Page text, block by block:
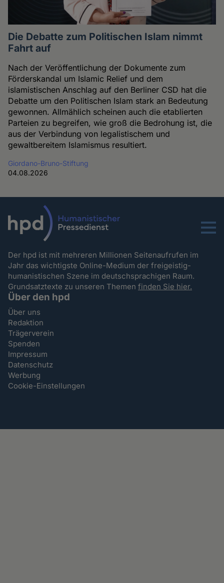
Die Debatte zum Politischen Islam nimmt
Fahrt auf
Nach der Veröffentlichung der Dokumente zum
Förderskandal um Islamic Relief und dem
islamistischen Anschlag auf den Berliner CSD hat die
Debatte um den Politischen Islam stark an Bedeutung
gewonnen. Allmählich scheinen auch die etablierten
Parteien zu begreifen, wie groß die Bedrohung ist, die
aus der Verbindung von legalistischem und
gewaltbereitem Islamismus resultiert.
Giordano-Bruno-Stiftung
04.08.2026
Menu
Der hpd ist mit mehreren Millionen Seitenaufrufen im
Jahr das wichtigste Online-Medium der freigeistig-
humanistischen Szene im deutschsprachigen Raum.
Grundsatztexte zu unseren Themenfinden Sie hier.
Über den hpd
Über uns
Redaktion
Trägerverein
Spenden
Impressum
Datenschutz
Werbung
Cookie-Einstellungen